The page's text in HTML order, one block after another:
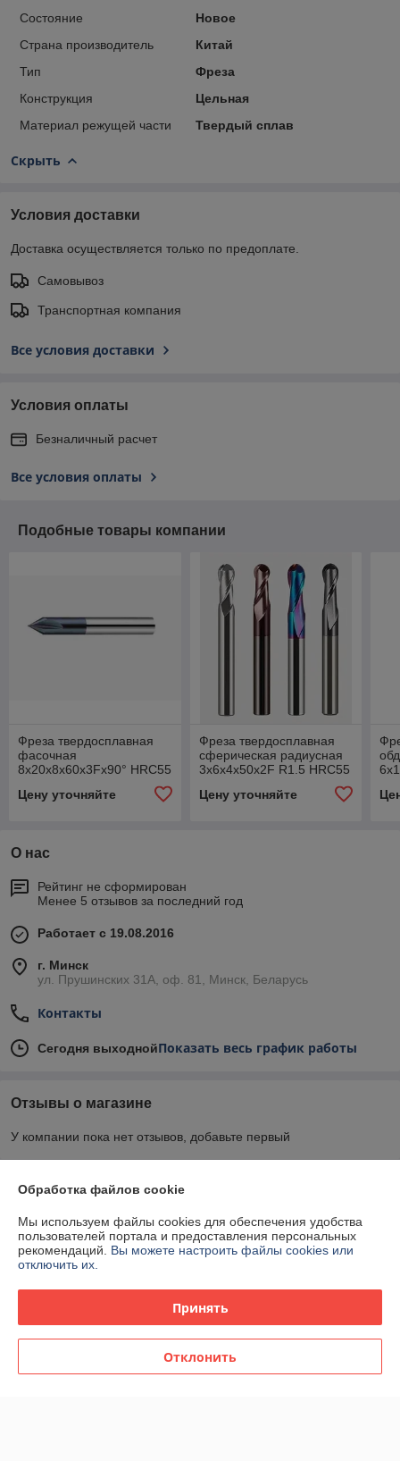
Состояние
Новое
Страна производитель
Китай
Тип
Фреза
Конструкция
Цельная
Материал режущей части
Твердый сплав
Скрыть
Условия доставки
Доставка осуществляется только по предоплате.
Самовывоз
Транспортная компания
Все условия доставки
Условия оплаты
Безналичный расчет
Все условия оплаты
Подобные товары компании
Фреза твердосплавная
фасочная
8x20x8x60x3Fx90° HRC55
Цену уточняйте
Фреза твердосплавная
сферическая радиусная
3х6х4х50х2F R1.5 HRC55
Цену уточняйте
О нас
Рейтинг не сформирован
Менее 5 отзывов за последний год
Работает с 19.08.2016
г. Минск
ул. Прушинских 31А, оф. 81, Минск, Беларусь
Контакты
Сегодня выходнойПоказать весь график работы
Отзывы о магазине
У компании пока нет отзывов, добавьте первый
О нас
Контакты
Доставка и оплата
Обработка файлов cookie
Мы используем файлы cookies для обеспечения удобства
пользователей портала и предоставления персональных
рекомендаций. Вы можете настроить файлы cookies или
отключить их.
Принять
Отклонить